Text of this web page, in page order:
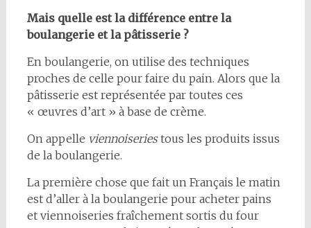
Mais quelle est la différence entre la
boulangerie et la pâtisserie ?
En boulangerie, on utilise des techniques
proches de celle pour faire du pain. Alors que la
pâtisserie est représentée par toutes ces
« œuvres d’art » à base de crème.
On appelle viennoiseriestous les produits issus
de la boulangerie.
La première chose que fait un Français le matin
est d’aller à la boulangerie pour acheter pains
et viennoiseries fraîchement sortis du four